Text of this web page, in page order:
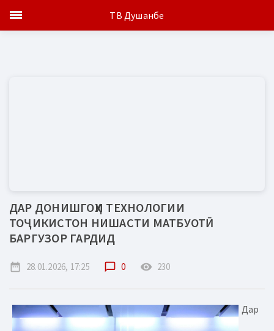
ДАР ДОНИШГОҲИ ТЕХНОЛОГИИ
ТОҶИКИСТОН НИШАСТИ МАТБУОТӢ
БАРГУЗОР ГАРДИД
date_range 28.01.2026, 17:25 chat_bubble_outline 0 remove_red_eye 230
Дар
ТВ Душанбе